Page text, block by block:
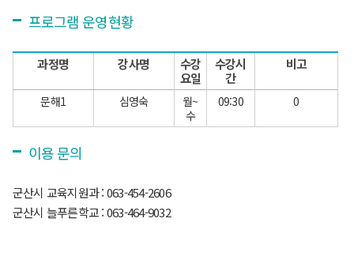
프로그램 운영현황
과정명 강사명
수강
요일
수강시
간
비고
문해1 심영숙
월~
수
09:30 0
이용 문의
군산시 교육지원과 : 063-454-2606
군산시 늘푸른학교 : 063-464-9032